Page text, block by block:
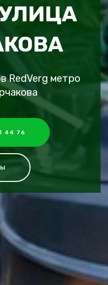
RedVerg метро
44 76